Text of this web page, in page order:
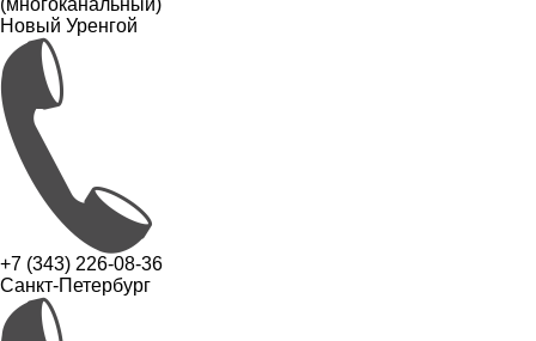
(многоканальный)
Новый Уренгой
+7 (343) 226-08-36
Санкт-Петербург